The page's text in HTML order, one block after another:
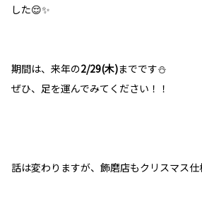
した😌✨
期間は、来年の2/29(木)までです⛄
ぜひ、足を運んでみてください！！
話は変わりますが、飾磨店もクリスマス